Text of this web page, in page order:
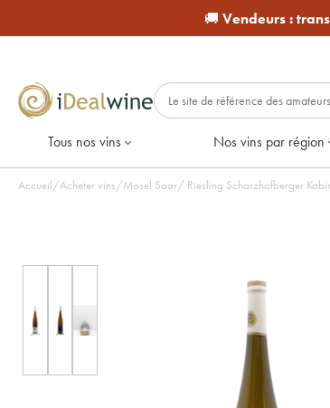
🚚 Vendeurs :
Tous nos vins Nos vins par région
Accueil/Acheter vins/Mosel Saar/ Riesling Scharzhofberger